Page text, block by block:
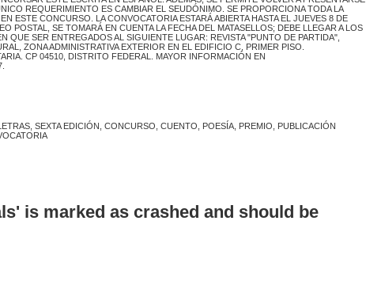
REQUERIMIENTO ES CAMBIAR EL SEUDÓNIMO. SE PROPORCIONA TODA LA
ESTE CONCURSO. LA CONVOCATORIA ESTARÁ ABIERTA HASTA EL JUEVES 8 DE
POSTAL, SE TOMARÁ EN CUENTA LA FECHA DEL MATASELLOS; DEBE LLEGAR A LOS
SER ENTREGADOS AL SIGUIENTE LUGAR: REVISTA "PUNTO DE PARTIDA",
ZONA ADMINISTRATIVA EXTERIOR EN EL EDIFICIO C, PRIMER PISO.
CP 04510, DISTRITO FEDERAL. MAYOR INFORMACIÓN EN
SEXTA EDICIÓN, CONCURSO, CUENTO, POESÍA, PREMIO, PUBLICACIÓN
is marked as crashed and should be